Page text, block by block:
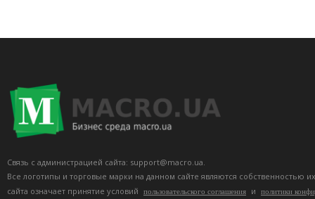
Связь с администрацией сайта: support@macro.ua.
Все логотипы и торговые марки на данном сайте являются собственностью
сайта означает принятие условий
пользовательского соглашения и политики